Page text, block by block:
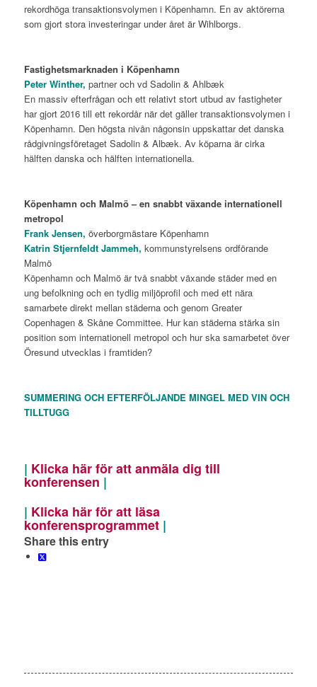
rekordhöga transaktionsvolymen i Köpenhamn. En av aktörerna
som gjort stora investeringar under året är Wihlborgs.
Fastighetsmarknaden i Köpenhamn
Peter Winther, partner och vd Sadolin & Ahlbæk
En massiv efterfrågan och ett relativt stort utbud av fastigheter
har gjort 2016 till ett rekordår när det gäller transaktionsvolymen i
Köpenhamn. Den högsta nivån någonsin uppskattar det danska
rådgivningsföretaget Sadolin & Albæk. Av köparna är cirka
hälften danska och hälften internationella.
Köpenhamn och Malmö – en snabbt växande internationell
metropol
Frank Jensen, överborgmästare Köpenhamn
Katrin Stjernfeldt Jammeh, kommunstyrelsens ordförande
Malmö
Köpenhamn och Malmö är två snabbt växande städer med en
ung befolkning och en tydlig miljöprofil och med ett nära
samarbete direkt mellan städerna och genom Greater
Copenhagen & Skåne Committee. Hur kan städerna stärka sin
position som internationell metropol och hur ska samarbetet över
Öresund utvecklas i framtiden?
SUMMERING OCH EFTERFÖLJANDE MINGEL MED VIN OCH
TILLTUGG
| Klicka här för att anmäla dig till
konferensen |
| Klicka här för att läsa
konferensprogrammet|
Share this entry